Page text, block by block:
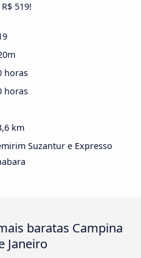
519!
horas
horas
km
Suzantur e Expresso
baratas Campina
Janeiro